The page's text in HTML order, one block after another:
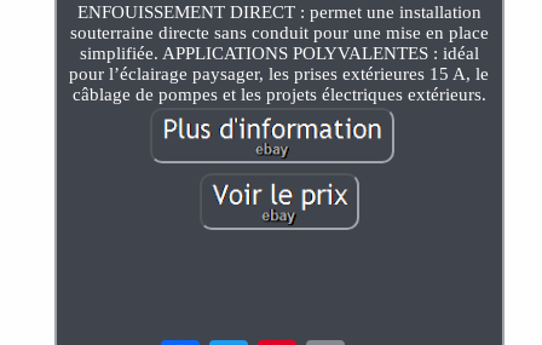
ENFOUISSEMENT DIRECT : permet une installation
souterraine directe sans conduit pour une mise en place
simplifiée. APPLICATIONS POLYVALENTES : idéal
pour l’éclairage paysager, les prises extérieures 15 A, le
câblage de pompes et les projets électriques extérieurs.